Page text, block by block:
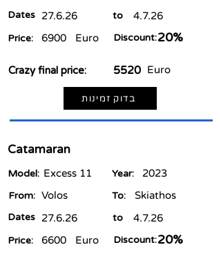
4.7.26
to
27.6.26
Dates
20%
Discount:
Euro
6900
Price:
Euro
5520
Crazy final price:
בדוק זמינות
Catamaran
2023
Year:
Excess 11
Model:
Skiathos
To:
From: Volos
4.7.26
to
27.6.26
Dates
20%
Discount:
Euro
6600
Price: